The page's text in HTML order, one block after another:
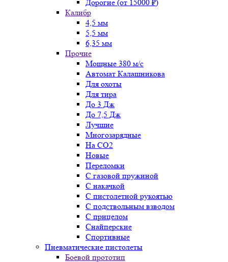
Дорогие (от 15000 ₽)
Калибр
4,5 мм
5,5 мм
6,35 мм
Прочие
Мощные 380 м/с
Автомат Калашникова
Для охоты
Для тира
До 3 Дж
До 7,5 Дж
Лучшие
Многозарядные
На CO2
Новые
Переломки
С газовой пружиной
С накачкой
С пистолетной рукоятью
С подствольным взводом
С прицелом
Снайперские
Спортивные
Пневматические пистолеты
Боевой прототип